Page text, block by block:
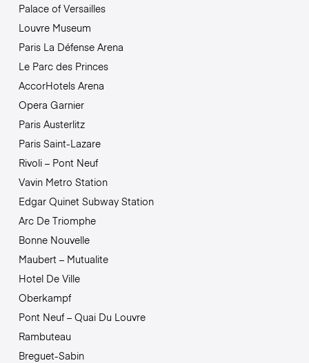
Palace of Versailles
Louvre Museum
Paris La Défense Arena
Le Parc des Princes
AccorHotels Arena
Opera Garnier
Paris Austerlitz
Paris Saint-Lazare
Rivoli – Pont Neuf
Vavin Metro Station
Edgar Quinet Subway Station
Arc De Triomphe
Bonne Nouvelle
Maubert – Mutualite
Hotel De Ville
Oberkampf
Pont Neuf – Quai Du Louvre
Rambuteau
Breguet-Sabin